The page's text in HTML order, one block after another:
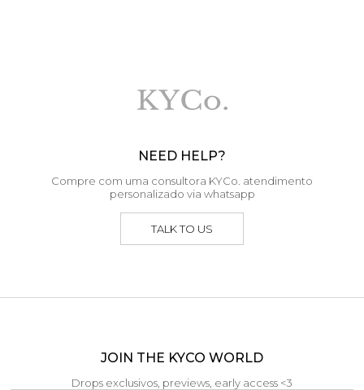
NEED HELP?
Compre com uma consultora KYCo. atendimento
personalizado via whatsapp
TALK TO US
JOIN THE KYCO WORLD
Drops exclusivos, previews, early access <3